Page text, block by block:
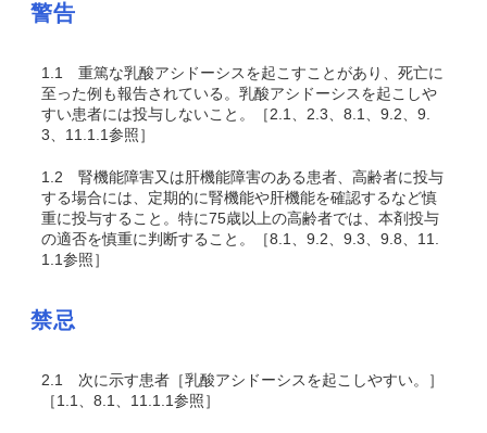
警告
1.1
重篤な乳酸アシドーシスを起こすことがあり、死亡に
至った例も報告されている。乳酸アシドーシスを起こしや
すい患者には投与しないこと。［2.1、2.3、8.1、9.2、9.
3、11.1.1参照］
1.2 腎機能障害又は肝機能障害のある患者、高齢者に投与
する場合には、定期的に腎機能や肝機能を確認するなど慎
重に投与すること。特に75歳以上の高齢者では、本剤投与
の適否を慎重に判断すること。［8.1、9.2、9.3、9.8、11.
1.1参照］
禁忌
2.1
次に示す患者［乳酸アシドーシスを起こしやすい。］
［1.1、8.1、11.1.1参照］